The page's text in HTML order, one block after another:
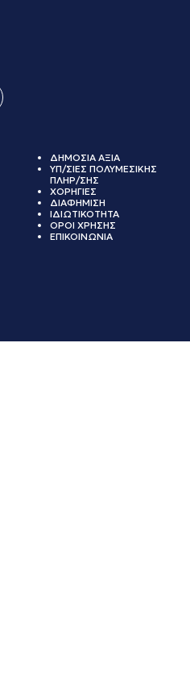
ΔΗΜΟΣΙΑ ΑΞΙΑ
ΥΠ/ΣΙΕΣ ΠΟΛΥΜΕΣΙΚΗΣ
ΠΛΗΡ/ΣΗΣ
ΧΟΡΗΓΙΕΣ
ΔΙΑΦΗΜΙΣΗ
ΙΔΙΩΤΙΚΟΤΗΤΑ
ΟΡΟΙ ΧΡΗΣΗΣ
ΕΠΙΚΟΙΝΩΝΙΑ